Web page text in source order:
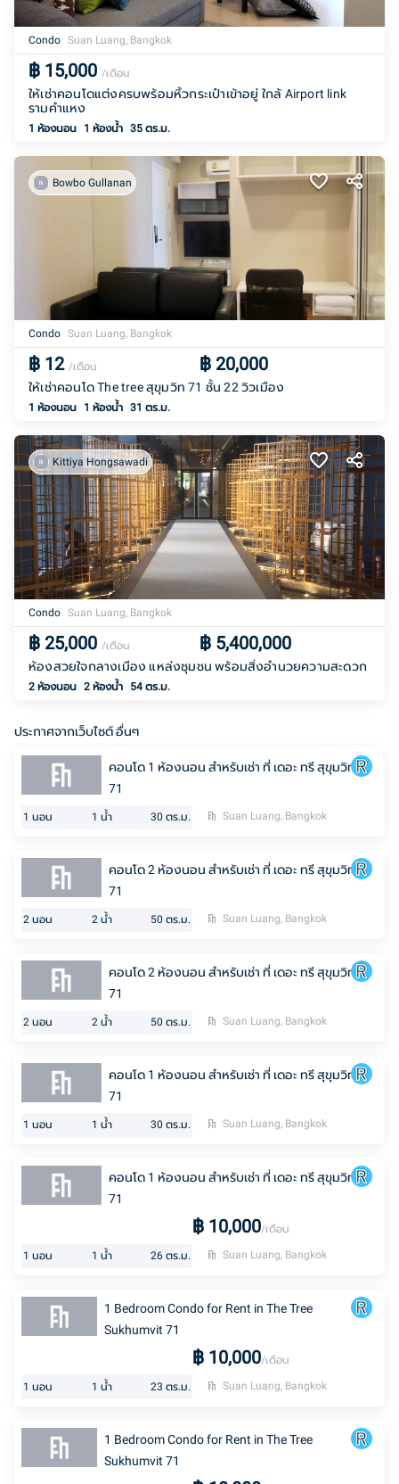
Condo Suan Luang, Bangkok
฿ 15,000 /เดือน
ให้เช่าคอนโดแต่งครบพร้อมหิ้วกระเป๋าเข้าอยู่ ใกล้ Airport link
รามคำแหง
1 ห้องนอน 1 ห้องน้ำ 35 ตร.ม.
Bowbo Gullanan
Condo Suan Luang, Bangkok
฿ 12 /เดือน ฿ 20,000
ให้เช่าคอนโด The tree สุขุมวิท 71 ชั้น 22 วิวเมือง
1 ห้องนอน 1 ห้องน้ำ 31 ตร.ม.
Kittiya Hongsawadi
Condo Suan Luang, Bangkok
฿ 25,000 /เดือน ฿ 5,400,000
ห้องสวยใจกลางเมือง แหล่งชุมชน พร้อมสิ่งอำนวยความสะดวก
2 ห้องนอน 2 ห้องน้ำ 54 ตร.ม.
ประกาศจากเว็บไซต์ อื่นๆ
คอนโด 1 ห้องนอน สำหรับเช่า ที่ เดอะ ทรี สุขุมวิท
71
1 นอน 1 น้ำ 30 ตร.ม. Suan Luang, Bangkok
คอนโด 2 ห้องนอน สำหรับเช่า ที่ เดอะ ทรี สุขุมวิท
71
2 นอน 2 น้ำ 50 ตร.ม. Suan Luang, Bangkok
คอนโด 2 ห้องนอน สำหรับเช่า ที่ เดอะ ทรี สุขุมวิท
71
2 นอน 2 น้ำ 50 ตร.ม. Suan Luang, Bangkok
คอนโด 1 ห้องนอน สำหรับเช่า ที่ เดอะ ทรี สุขุมวิท
71
1 นอน 1 น้ำ 30 ตร.ม. Suan Luang, Bangkok
คอนโด 1 ห้องนอน สำหรับเช่า ที่ เดอะ ทรี สุขุมวิท
71
฿ 10,000/เดือน
1 นอน 1 น้ำ 26 ตร.ม. Suan Luang, Bangkok
1 Bedroom Condo for Rent in The Tree
Sukhumvit 71
฿ 10,000/เดือน
1 นอน 1 น้ำ 23 ตร.ม. Suan Luang, Bangkok
1 Bedroom Condo for Rent in The Tree
Sukhumvit 71